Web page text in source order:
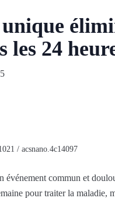
les 24
/ acsnano.4c14097
événement commun et
pour traiter la maladie,